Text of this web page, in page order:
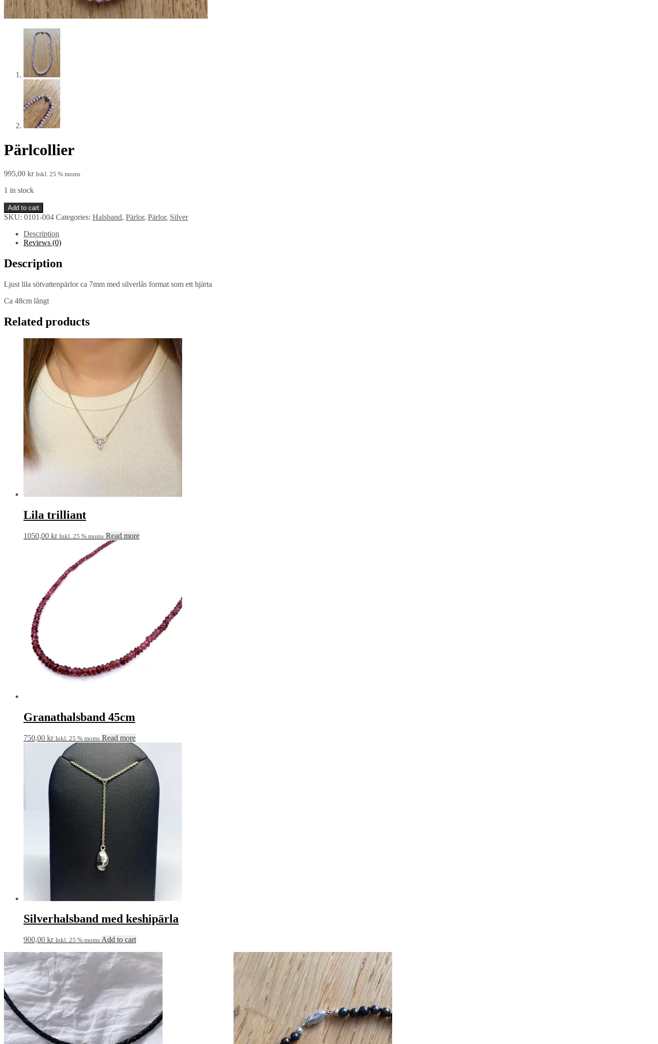
Pärlcollier
995,00 kr Inkl. 25 % moms
1 in stock
Pärlcollier
quantity
Add to cart
SKU: 0101-004 Categories: Halsband, Pärlor, Pärlor, Silver
Description
Reviews (0)
Description
Ljust lila sötvattenpärlor ca 7mm med silverlås format som ett hjärta
Ca 48cm långt
Related products
Lila trilliant
1050,00 kr Inkl. 25 % moms Read more
Granathalsband 45cm
750,00 kr Inkl. 25 % moms Read more
Silverhalsband med keshipärla
900,00 kr Inkl. 25 % moms Add to cart